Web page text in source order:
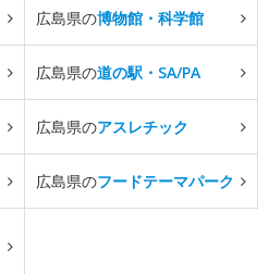
広島県の博物館・科学館
広島県の道の駅・SA/PA
広島県のアスレチック
広島県のフードテーマパーク